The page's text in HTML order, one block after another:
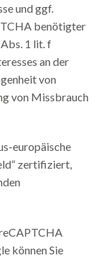
und ggf.
benötigter
1 lit. f
an der
von
von Missbrauch
europäische
zertifiziert,
können Sie